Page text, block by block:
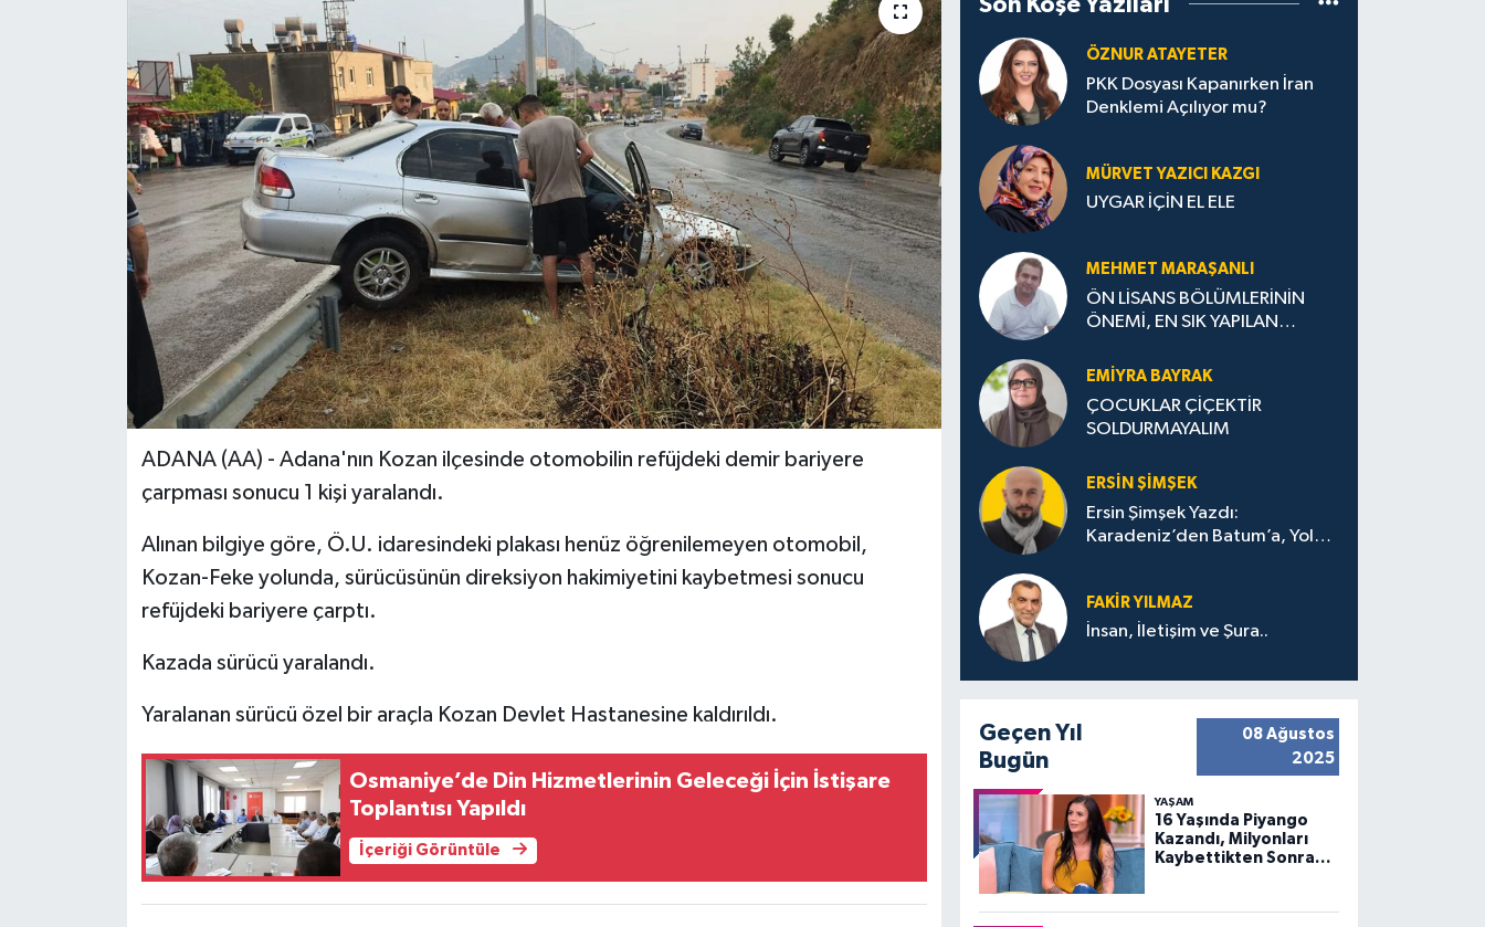
ADANA (AA) - Adana'nın Kozan ilçesinde otomobilin refüjdeki demir bariyere
çarpması sonucu 1 kişi yaralandı.
Alınan bilgiye göre, Ö.U. idaresindeki plakası henüz öğrenilemeyen otomobil,
Kozan-Feke yolunda, sürücüsünün direksiyon hakimiyetini kaybetmesi sonucu
refüjdeki bariyere çarptı.
Kazada sürücü yaralandı.
Yaralanan sürücü özel bir araçla Kozan Devlet Hastanesine kaldırıldı.
Osmaniye’de Din Hizmetlerinin Geleceği İçin İstişare
Toplantısı Yapıldı
İçeriği Görüntüle
ÖZNUR ATAYETER
PKK Dosyası Kapanırken İran
Denklemi Açılıyor mu?
MÜRVET YAZICI KAZGI
UYGAR İÇİN EL ELE
MEHMET MARAŞANLI
ÖN LİSANS BÖLÜMLERİNİN
ÖNEMİ, EN SIK YAPILAN
STRATEJİLERİ
EMIYRA BAYRAK
ÇOCUKLAR ÇİÇEKTİR
SOLDURMAYALIM
ERSIN ŞIMŞEK
Ersin Şimşek Yazdı:
Karadeniz’den Batum’a, Yolun
FAKIR YILMAZ
İnsan, İletişim ve Şura..
Geçen Yıl
Bugün
08 Ağustos
2025
YAŞAM
16 Yaşında Piyango
Kazandı, Milyonları
Kaybettikten Sonra